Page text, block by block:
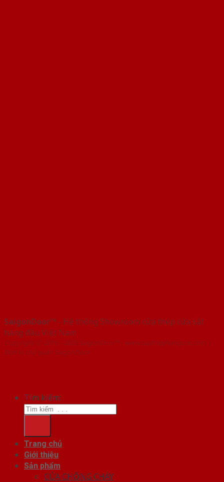
SaigonDoor™ - Hệ thống Showroom cửa thép cửa sắt
hàng đầu Việt Nam
Copyright ⓒ 2016 – 2026 SaigonDoor™ - www.cuathephanquoc.com |
Đơn vị chủ quản SaigonDoor
Tìm kiếm:
Trang chủ
Giới thiệu
Sản phẩm
CỬA CHỐNG CHÁY